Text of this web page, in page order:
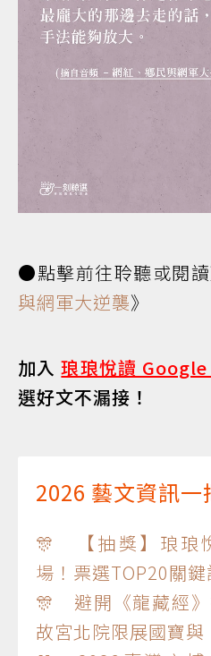
●點擊前往聆聽或閱
與網軍大逆襲》
加入琅琅悅讀
選好文不漏接！
2026 藝文資訊一
🎊 【抽獎】琅琅
場！票選TOP20關
🎊 避開《龍藏經》
故宮北院限展國寶